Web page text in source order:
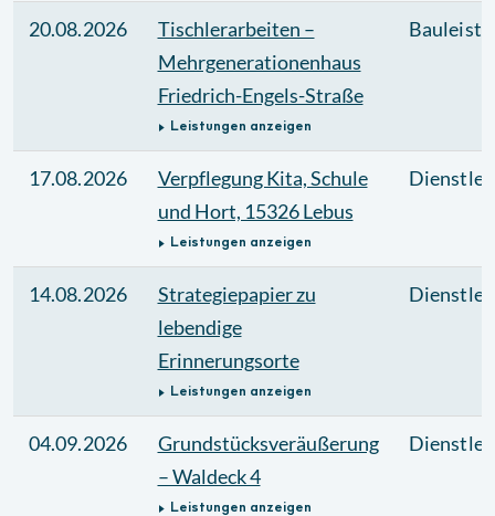
20.08.2026
Tischlerarbeiten –
Mehrgenerationenhaus
Friedrich-Engels-Straße
Leistungen anzeigen
17.08.2026
Verpflegung Kita, Schule
und Hort, 15326 Lebus
Leistungen anzeigen
14.08.2026
Strategiepapier zu
lebendige
Erinnerungsorte
Leistungen anzeigen
04.09.2026
Grundstücksveräußerung
– Waldeck 4
Leistungen anzeigen